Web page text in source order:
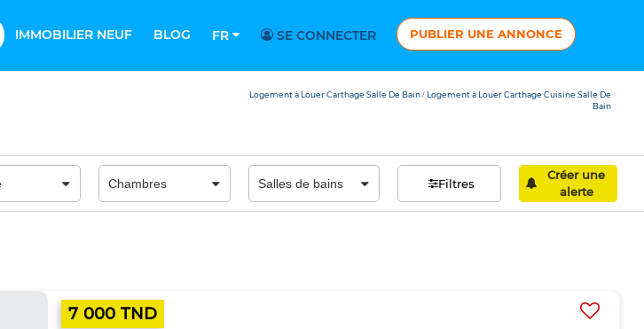
IMMOBILIER NEUF BLOG FR SE CONNECTER PUBLIER UNE ANNONCE
Logement à Louer Carthage Salle De Bain / Logement à Louer Carthage Cuisine Salle De
Bain
Filtres
Créer une
alerte
7 000 TND